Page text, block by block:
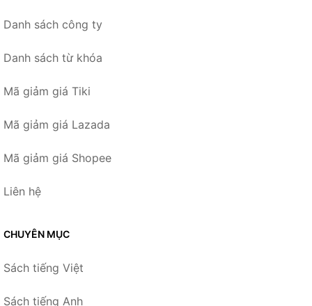
Danh sách công ty
Danh sách từ khóa
Mã giảm giá Tiki
Mã giảm giá Lazada
Mã giảm giá Shopee
Liên hệ
CHUYÊN MỤC
Sách tiếng Việt
Sách tiếng Anh